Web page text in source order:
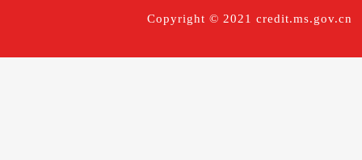
Copyright © 2021 credit.ms.gov.cn